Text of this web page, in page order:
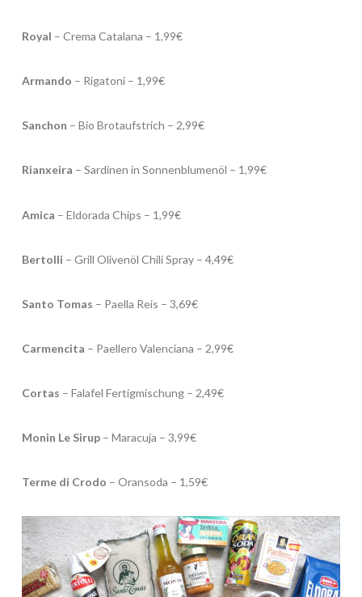
Royal – Crema Catalana – 1,99€
Armando – Rigatoni – 1,99€
Sanchon – Bio Brotaufstrich – 2,99€
Rianxeira – Sardinen in Sonnenblumenöl – 1,99€
Amica – Eldorada Chips – 1,99€
Bertolli – Grill Olivenöl Chili Spray – 4,49€
Santo Tomas – Paella Reis – 3,69€
Carmencita – Paellero Valenciana – 2,99€
Cortas – Falafel Fertigmischung – 2,49€
Monin Le Sirup– Maracuja – 3,99€
Terme di Crodo – Oransoda – 1,59€